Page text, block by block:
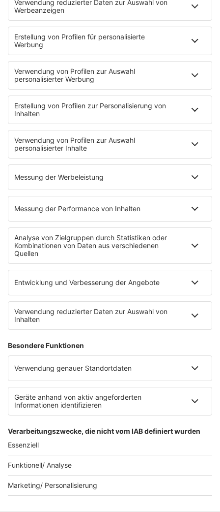
Deutsche Liebeslieder
PODCASTS
Mit den Waffeln einer Frau
Frühstück bei Barbara
Brave & One
NotAufnahme
"Bewerbung und Karriere"
Aber bitte mit Schlager
Erdbeerkäse
Fitness mit M.A.R.K
Glück in Worten
Todesursache
Niemand muss ein Promi sein
PROGRAMM
Mit den Waffeln einer Frau
SERVICE
Empfang
barba radio App
Impressum
Datenschutz Facebook & Instagram
Datenschutzeinstellungen
Clubbedingungen
Werbung schalten
Waffel-Werbepartner
80s80s.de
90s90s.de
Schlagerplanetradio.com
1deutsch.de
WEIHNACHTSMUSIK.FM
© barba radio. Ein Baby von Barbara Schöneberger und
REGIOCAST.